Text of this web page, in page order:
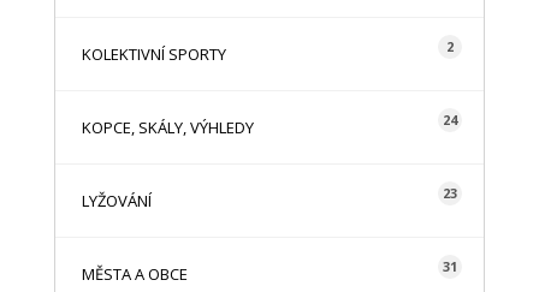
KOLEKTIVNÍ SPORTY 2
KOPCE, SKÁLY, VÝHLEDY 24
LYŽOVÁNÍ 23
MĚSTA A OBCE 31